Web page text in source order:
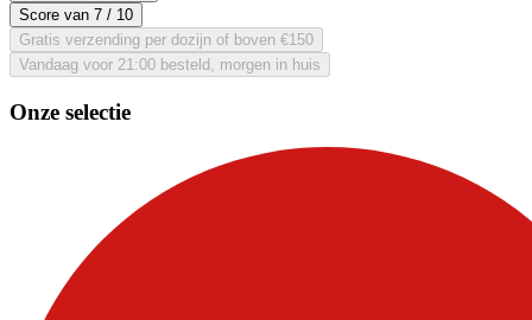
Score van 7 / 10
Gratis verzending per dozijn of boven €150
Vandaag voor 21:00 besteld, morgen in huis
Onze selectie